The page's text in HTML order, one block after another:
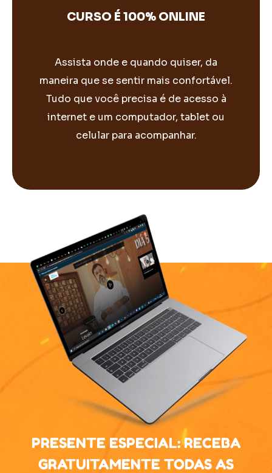
CURSO É 100% ONLINE
Assista onde e quando quiser, da
maneira que se sentir mais confortável.
Tudo que você precisa é de acesso à
internet e um computador, tablet ou
celular para acompanhar.
PRESENTE ESPECIAL: RECEBA
GRATUITAMENTE TODAS AS